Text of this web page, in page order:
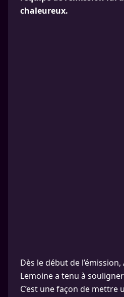
chaleureux.
Dès le début de
Lemoine a tenu à
C’est une façon de mettre